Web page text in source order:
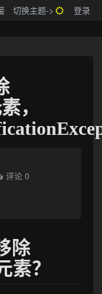
切换主题-> 登录
，
评论 0
除
？